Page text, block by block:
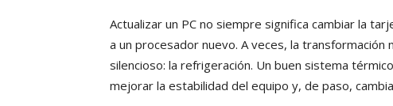
Actualizar un PC no siempre significa cambiar la
a un procesador nuevo. A veces, la
silencioso: la refrigeración. Un buen sistema
mejorar la estabilidad del equipo y, de paso,